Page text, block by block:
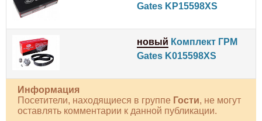
Gates KP15598XS
новый Комплект ГРМ
Gates K015598XS
Информация
Посетители, находящиеся в группе Гости, не могут
оставлять комментарии к данной публикации.